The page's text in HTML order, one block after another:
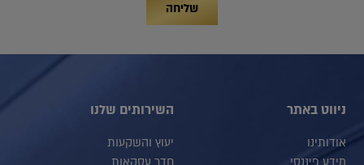
שליחה
ניווט באתר
אודותינו
השירותים שלנו
יעוץ והשקעות